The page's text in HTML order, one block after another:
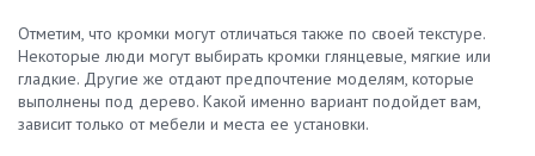
Отметим, что кромки могут отличаться также по своей текстуре.
Некоторые люди могут выбирать кромки глянцевые, мягкие или
гладкие. Другие же отдают предпочтение моделям, которые
выполнены под дерево. Какой именно вариант подойдет вам,
зависит только от мебели и места ее установки.